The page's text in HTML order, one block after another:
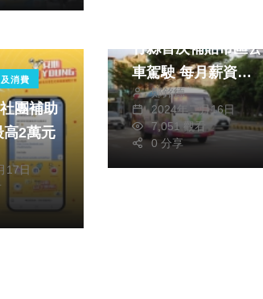
消費
團補助
開跑 最高2萬元
17日
竹縣首次補貼市區公
車駕駛 每月薪資加1
萬 鄭銘德
2024年二月16日
7,051 觀看
0 分享